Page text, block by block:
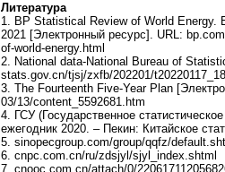
Литература
1. BP Statistical Review of World
2021 [Электронный ресурс]. URL:
of-world-energy.html
2. National data-National Bureau of
stats.gov.cn/tjsj/zxfb/202201/
3. The Fourteenth Five-Year Plan
03/13/content_5592681.htm
4. ГСУ (Государственное
ежегодник 2020. – Пекин: Китайское
5. sinopecgroup.com/group/qqfz/
6. cnpc.com.cn/ru/zdsjyl/sjyl_index.shtml
7. cnooc.com.cn/attach/0/